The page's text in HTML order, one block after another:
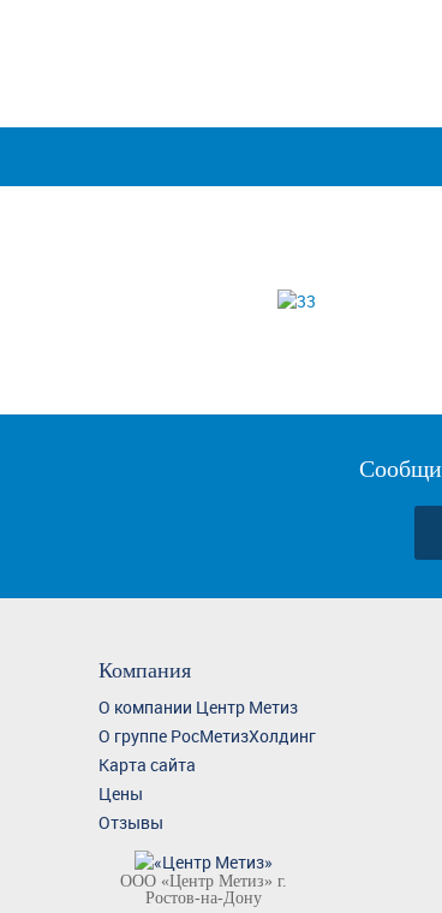
Компания
О компании Центр Метиз
О группе РосМетизХолдинг
Карта сайта
Цены
Отзывы
ООО «Центр Метиз» г.
Ростов-на-Дону